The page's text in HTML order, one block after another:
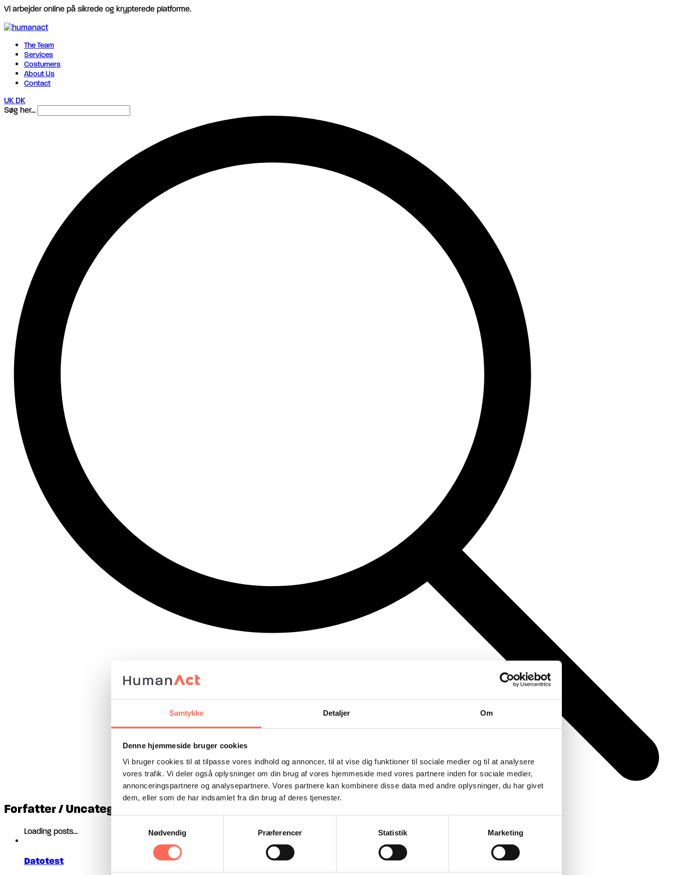
Samtykke Detaljer Om
Denne hjemmeside bruger cookies
Vi bruger cookies til at tilpasse vores indhold og annoncer, til at vise dig funktioner til sociale medier og til at analysere
vores trafik. Vi deler også oplysninger om din brug af vores hjemmeside med vores partnere inden for sociale medier,
annonceringspartnere og analysepartnere. Vores partnere kan kombinere disse data med andre oplysninger, du har givet
dem, eller som de har indsamlet fra din brug af deres tjenester.
Nødvendig
Præferencer Statistik Marketing
Vi arbejder online på sikrede og krypterede platforme.
The Team
Services
Costumers
About Us
Contact
UK DK
Søg her...
Forfatter /Uncategorized
Loading posts...
Datotest